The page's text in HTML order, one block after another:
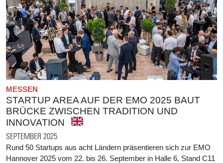
MESSEN
STARTUP AREA AUF DER EMO 2025 BAUT
BRÜCKE ZWISCHEN TRADITION UND
INNOVATION
SEPTEMBER 2025
Rund 50 Startups aus acht Ländern präsentieren sich zur EMO
Hannover 2025 vom 22. bis 26. September in Halle 6, Stand C11